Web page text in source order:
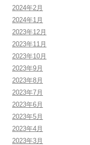
2024年2月
2024年1月
2023年12月
2023年11月
2023年10月
2023年9月
2023年8月
2023年7月
2023年6月
2023年5月
2023年4月
2023年3月